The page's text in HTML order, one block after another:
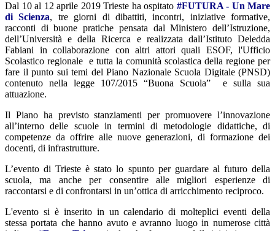
Dal 10 al 12 aprile 2019 Trieste ha ospitato #FUTURA - Un Mare
di Scienza, tre giorni di dibattiti, incontri, iniziative formative,
racconti di buone pratiche pensata dal Ministero dell’Istruzione,
dell’Università e della Ricerca e realizzata dall’Istituto Deledda
Fabiani in collaborazione con altri attori quali ESOF, l'Ufficio
Scolastico regionale e tutta la comunità scolastica della regione per
fare il punto sui temi del Piano Nazionale Scuola Digitale (PNSD)
contenuto nella legge 107/2015 “Buona Scuola” e sulla sua
attuazione.
Il Piano ha previsto stanziamenti per promuovere l’innovazione
all’interno delle scuole in termini di metodologie didattiche, di
competenze da offrire alle nuove generazioni, di formazione dei
docenti, di infrastrutture.
L’evento di Trieste è stato lo spunto per guardare al futuro della
scuola, ma anche per consentire alle migliori esperienze di
raccontarsi e di confrontarsi in un’ottica di arricchimento reciproco.
L'evento si è inserito in un calendario di molteplici eventi della
stessa portata che hanno avuto e avranno luogo in numerose città